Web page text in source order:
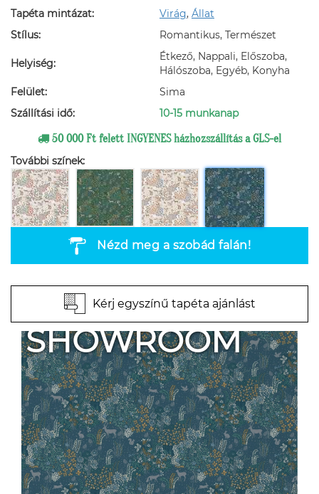
Tapéta mintázat:
Virág, Állat
Stílus:
Romantikus, Természet
Helyiség:
Étkező, Nappali, Előszoba,
Hálószoba, Egyéb, Konyha
Felület:
Sima
Szállítási idő:
10-15 munkanap
50 000 Ft felett INGYENES házhozszállítás a GLS-el
További színek:
Nézd meg a szobád falán!
Kérj egyszínű tapéta ajánlást
SHOWROOM